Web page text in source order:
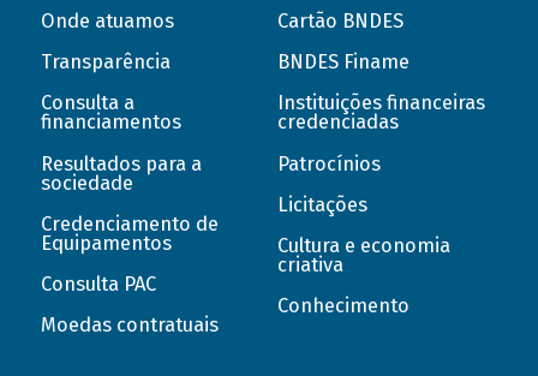
Onde atuamos
Transparência
Consulta a
financiamentos
Resultados para a
sociedade
Credenciamento de
Equipamentos
Consulta PAC
Moedas contratuais
Cartão BNDES
BNDES Finame
Instituições financeiras
credenciadas
Patrocínios
Licitações
Cultura e economia
criativa
Conhecimento